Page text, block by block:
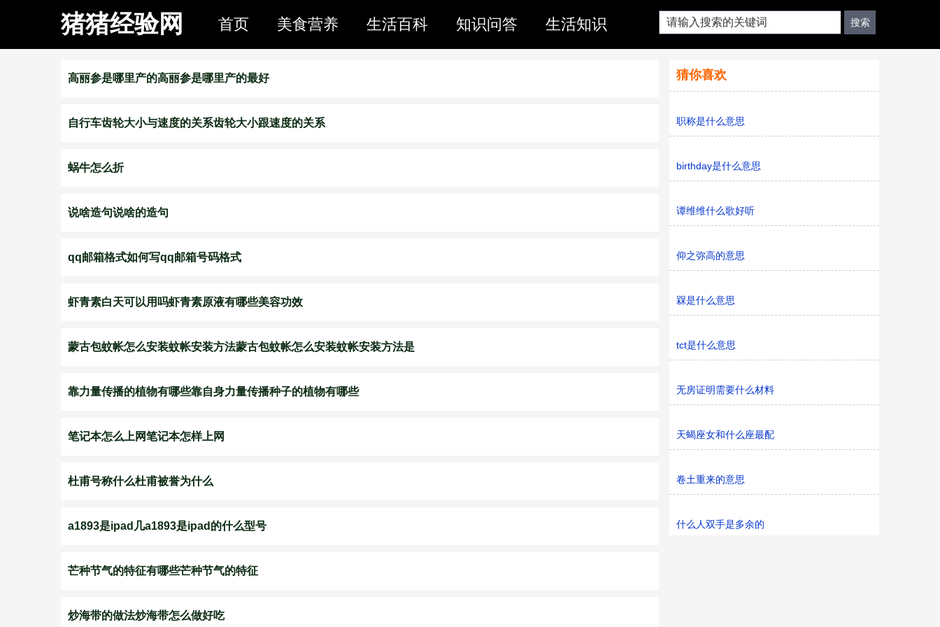
猪猪经验网 首页 美食营养 生活百科 知识问答 生活知识
高丽参是哪里产的高丽参是哪里产的最好
自行车齿轮大小与速度的关系齿轮大小跟速度的关系
蜗牛怎么折
说啥造句说啥的造句
qq邮箱格式如何写qq邮箱号码格式
虾青素白天可以用吗虾青素原液有哪些美容功效
蒙古包蚊帐怎么安装蚊帐安装方法蒙古包蚊帐怎么安装蚊帐安装方法是
靠力量传播的植物有哪些靠自身力量传播种子的植物有哪些
笔记本怎么上网笔记本怎样上网
杜甫号称什么杜甫被誉为什么
a1893是ipad几a1893是ipad的什么型号
芒种节气的特征有哪些芒种节气的特征
炒海带的做法炒海带怎么做好吃
猜你喜欢
职称是什么意思
birthday是什么意思
谭维维什么歌好听
仰之弥高的意思
槑是什么意思
tct是什么意思
无房证明需要什么材料
天蝎座女和什么座最配
卷土重来的意思
什么人双手是多余的